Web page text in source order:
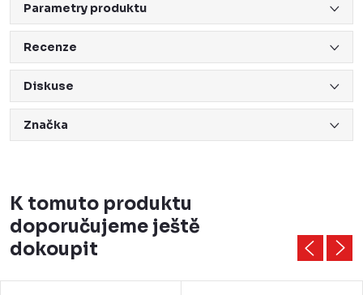
Parametry produktu
Recenze
Diskuse
Značka
K tomuto produktu
doporučujeme ještě
dokoupit